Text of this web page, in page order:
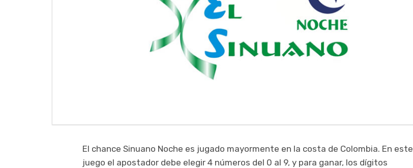
El chance Sinuano Noche es jugado mayormente en la costa de Colombia. En este
juego el apostador debe elegir 4 números del 0 al 9, y para ganar, los dígitos